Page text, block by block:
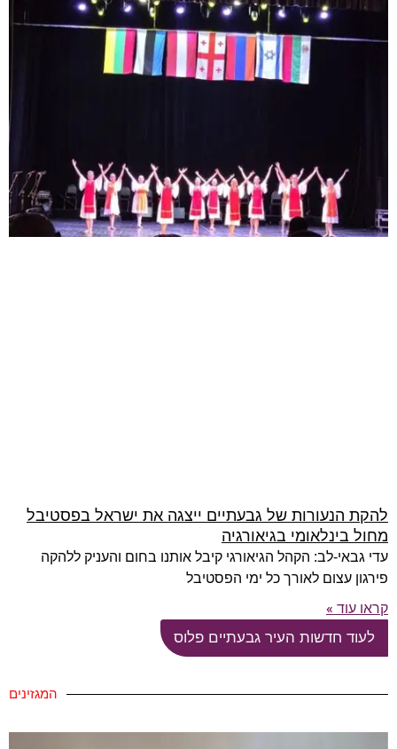
להקת הנעורות של גבעתיים ייצגה את ישראל בפסטיבל
מחול בינלאומי בגיאורגיה
עדי גבאי-לב: הקהל הגיאורגי קיבל אותנו בחום והעניק ללהקה
פירגון עצום לאורך כל ימי הפסטיבל
קראו עוד »
לעוד חדשות העיר גבעתיים פלוס
המגזינים